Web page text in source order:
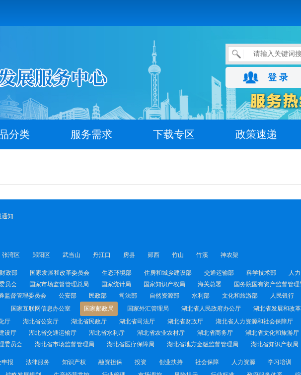
登 录
分类 服务需求 下载专区 政策速递
通知
张湾区 郧阳区 武当山 丹江口 房县 郧西 竹山 竹溪 神农架
财政部 国家发展和改革委员会 生态环境部 住房和城乡建设部 交通运输部 科学技术部
人
员会 国家市场监督管理总局 国家统计局 国家知识产权局 海关总署
国务院国有资产监督管
监督管理委员会 公安部 民政部 司法部 自然资源部 水利部 文化和旅游部 人民银行
国家互联网信息办公室 国家邮政局 国家外汇管理局 湖北省人民政府办公厅 湖北省发展和改
厅 湖北省公安厅 湖北省民政厅 湖北省司法厅 湖北省财政厅 湖北省人力资源和社会保障厅
设厅 湖北省交通运输厅 湖北省水利厅 湖北省农业农村厅 湖北省商务厅 湖北省文化和旅游厅
委员会 湖北省市场监督管理局 湖北省医疗保障局 湖北省地方金融监督管理局 湖北省知识产权局
申报 法律服务 知识产权 融资担保 投资 创业扶持 社会保障 人力资源 学习培训